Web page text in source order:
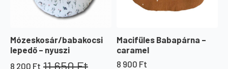
Mózeskosár/babakocsi
lepedő – nyuszi
11 650Ft
8 200 Ft
Macifüles Babapárna –
caramel
8 900 Ft